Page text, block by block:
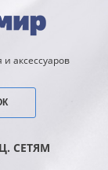
аксессуаров
СЕТЯМ